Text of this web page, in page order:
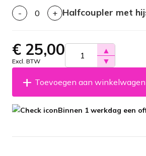
- + Halfcoupler met
€ 25,00
Excl. BTW
▲
▼
Toevoegen aan winkelwagen
Binnen 1 werkdag een